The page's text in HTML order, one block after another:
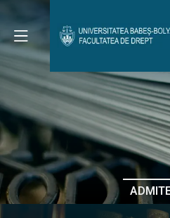
Avizier
Studii
Admitere
Erasmus &